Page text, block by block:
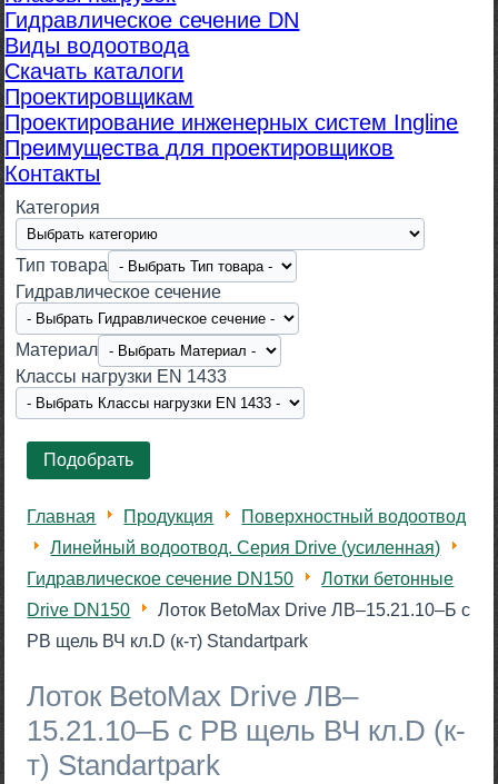
Гидравлическое сечение DN
Виды водоотвода
Скачать каталоги
Проектировщикам
Проектирование инженерных систем Ingline
Преимущества для проектировщиков
Контакты
Категория
Тип товара
Гидравлическое сечение
Материал
Класcы нагрузки EN 1433
Главная Продукция
Поверхностный водоотвод
Линейный водоотвод. Серия Drive (усиленная)
Гидравлическое сечение DN150
Лотки бетонные
Drive DN150
Лоток BetoMax Drive ЛВ–15.21.10–Б с
РВ щель ВЧ кл.D (к-т) Standartpark
Лоток BetoMax Drive ЛВ–
15.21.10–Б с РВ щель ВЧ кл.D (к-
т) Standartpark